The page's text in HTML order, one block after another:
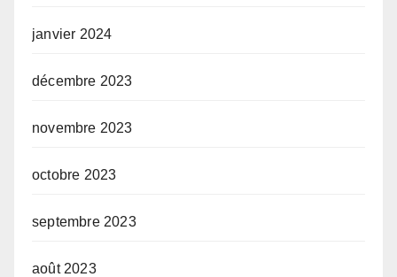
janvier 2024
décembre 2023
novembre 2023
octobre 2023
septembre 2023
août 2023